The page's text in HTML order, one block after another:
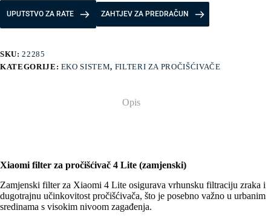
UPUTSTVO ZA RATE ZAHTJEV ZA PREDRAČUN
SKU:22285
KATEGORIJE: EKO SISTEM, FILTERI ZA PROČIŠĆIVAČE
Opis
Xiaomi filter za pročišćivač 4 Lite (zamjenski)
Zamjenski filter za Xiaomi 4 Lite osigurava vrhunsku filtraciju zraka i
dugotrajnu učinkovitost pročišćivača, što je posebno važno u urbanim
sredinama s visokim nivoom zagađenja.